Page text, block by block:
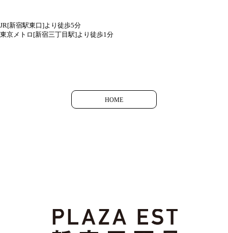
JR[新宿駅東口]より徒歩5分
東京メトロ[新宿三丁目駅]より徒歩1分
HOME